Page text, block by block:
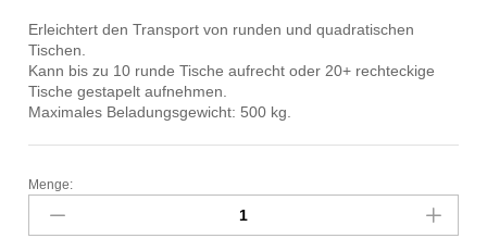
Erleichtert den Transport von runden und quadratischen
Tischen.
Kann bis zu 10 runde Tische aufrecht oder 20+ rechteckige
Tische gestapelt aufnehmen.
Maximales Beladungsgewicht: 500 kg.
Transportwagen
Tische,
Menge: